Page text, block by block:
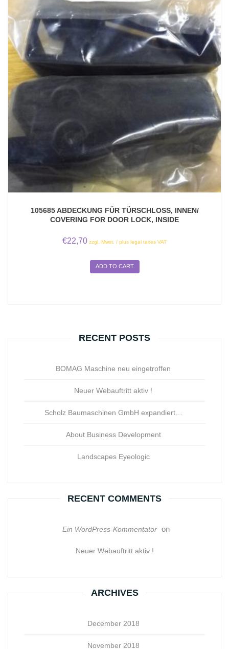
105685 ABDECKUNG FÜR TÜRSCHLOSS, INNEN/
COVERING FOR DOOR LOCK, INSIDE
€22,70 zzgl. Mwst. / plus legal taxes VAT
ADD TO CART
RECENT POSTS
BOMAG Maschine neu eingetroffen
Neuer Webauftritt aktiv !
Scholz Baumaschinen GmbH expandiert…
About Business Development
Landscapes Eyeologic
RECENT COMMENTS
Ein WordPress-Kommentator on
Neuer Webauftritt aktiv !
ARCHIVES
December 2018
November 2018